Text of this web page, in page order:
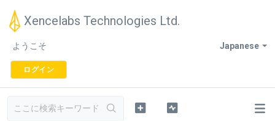
Xencelabs Technologies Ltd.
Japanese
ようこそ
ログイン